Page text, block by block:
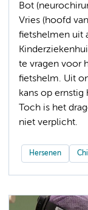
Bot
Vries (hoofd
fietshelmen uit
te vragen voor
fietshelm. Uit
kans op
Toch is het
niet verplicht.
Hersenen